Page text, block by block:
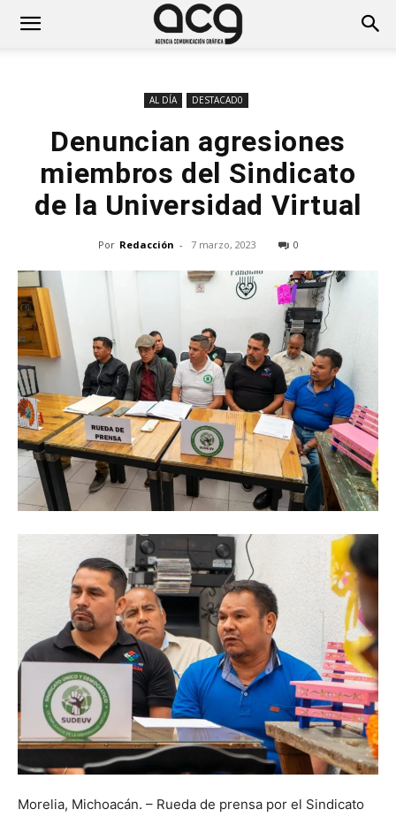
AL DÍA DESTACAD0
Denuncian agresiones
miembros del Sindicato
de la Universidad Virtual
Por Redacción - 7 marzo, 2023 0
Morelia, Michoacán. – Rueda de prensa por el Sindicato